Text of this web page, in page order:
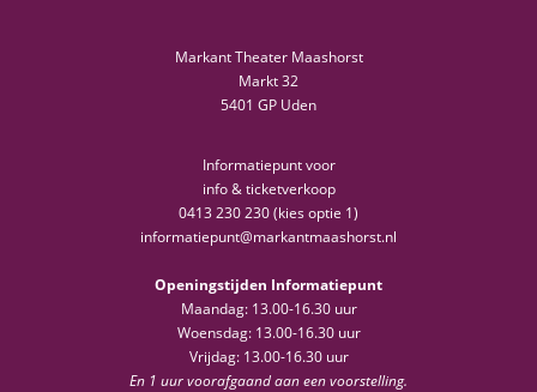
Markant Theater Maashorst
Markt 32
5401 GP Uden
Informatiepunt voor
info & ticketverkoop
0413 230 230 (kies optie 1)
informatiepunt@markantmaashorst.nl
Openingstijden Informatiepunt
Maandag: 13.00-16.30 uur
Woensdag: 13.00-16.30 uur
Vrijdag: 13.00-16.30 uur
En 1 uur voorafgaand aan een voorstelling.